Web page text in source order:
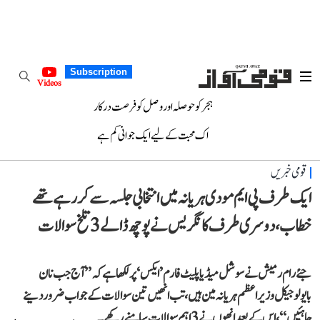
Subscription
Videos
ہجر کو حوصلہ اور وصل کو فرصت درکار
اک محبت کے لیے ایک جوانی کم ہے
قومی خبریں
ایک طرف پی ایم مودی ہریانہ میں انتخابی جلسہ سے کر رہے تھے
خطاب، دوسری طرف کانگریس نے پوچھ ڈالے 3 تلخ سوالات
جئے رام رمیش نے سوشل میڈیا پلیٹ فارم ’ایکس‘ پر لکھا ہے کہ ’’آج جب نان
بایولوجیکل وزیر اعظم ہریانہ مین ہیں، تب انھیں تین سوالات کے جواب ضرور دینے